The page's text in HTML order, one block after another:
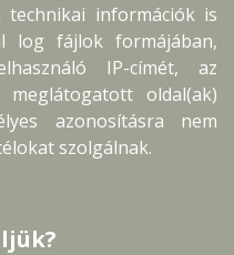
információk is
log fájlok formájában,
IP-címét, az
oldal(ak)
azonosításra nem
szolgálnak.